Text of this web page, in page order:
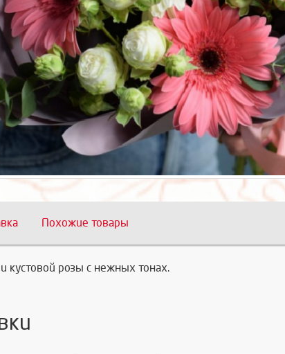
Похожие товары
кустовой розы с нежных тонах.